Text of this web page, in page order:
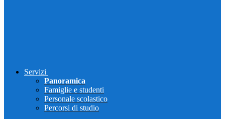
Servizi
Panoramica
Famiglie e studenti
Personale scolastico
Percorsi di studio